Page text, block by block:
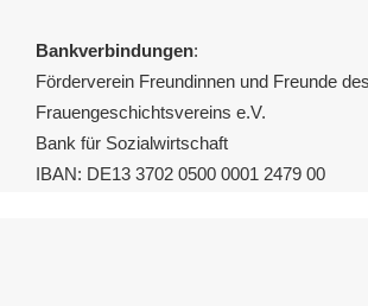
Bankverbindungen:
Förderverein Freundinnen und Freunde
Frauengeschichtsvereins e.V.
Bank für Sozialwirtschaft
IBAN: DE13 3702 0500 0001 2479 00